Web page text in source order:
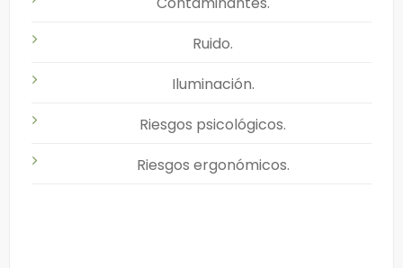
Ruido.
Iluminación.
Riesgos psicológicos.
Riesgos ergonómicos.